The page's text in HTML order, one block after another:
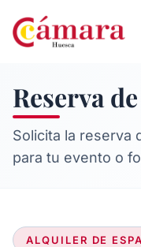
Reserva
Solicita la reserva
para tu evento o
ALQUILER DE